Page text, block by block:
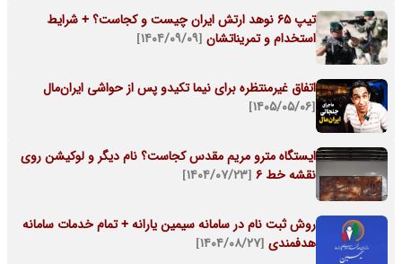
تیپ 65 نوهد ارتش ایران چیست و کجاست؟ + شرایط
استخدام و تمریناتشان [۱۴۰۴/۰۹/۰۹]
اتفاق غیرمنتظره برای نیما تکیدو پس از حواشی ایران‌مال
[۱۴۰۵/۰۵/۰۶]
ایستگاه مترو مریم مقدس کجاست؟ نام دیگر و لوکیشن روی
نقشه خط 6
[۱۴۰۴/۰۷/۲۳]
روش ثبت نام در سامانه سیمین یارانه + تمام خدمات سامانه
هدفمندی [۱۴۰۴/۰۸/۲۷]